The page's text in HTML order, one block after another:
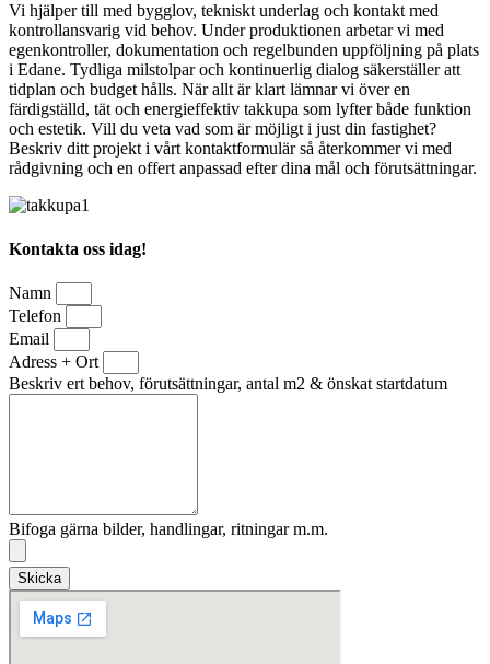
Vi hjälper till med bygglov, tekniskt underlag och kontakt med
kontrollansvarig vid behov. Under produktionen arbetar vi med
egenkontroller, dokumentation och regelbunden uppföljning på plats
i Edane. Tydliga milstolpar och kontinuerlig dialog säkerställer att
tidplan och budget hålls. När allt är klart lämnar vi över en
färdigställd, tät och energieffektiv takkupa som lyfter både funktion
och estetik. Vill du veta vad som är möjligt i just din fastighet?
Beskriv ditt projekt i vårt kontaktformulär så återkommer vi med
rådgivning och en offert anpassad efter dina mål och förutsättningar.
Kontakta oss idag!
Namn
Telefon
Email
Adress + Ort
Beskriv ert behov, förutsättningar, antal m2 & önskat startdatum
Bifoga gärna bilder, handlingar, ritningar m.m.
Skicka